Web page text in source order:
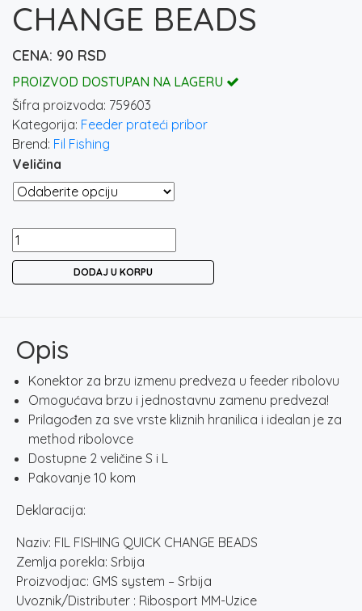
CHANGE BEADS
90 RSD
PROIZVOD DOSTUPAN NA LAGERU
Šifra proizvoda: 759603
Kategorija: Feeder prateći pribor
Brend: Fil Fishing
Veličina
FIL
FISHING
DODAJ U KORPU
Opis
Konektor za brzu izmenu predveza u feeder ribolovu
Omogućava brzu i jednostavnu zamenu predveza!
Prilagođen za sve vrste kliznih hranilica i idealan je za
method ribolovce
Dostupne 2 veličine S i L
Pakovanje 10 kom
Deklaracija:
Naziv: FIL FISHING QUICK CHANGE BEADS
Zemlja porekla: Srbija
Proizvodjac: GMS system – Srbija
Uvoznik/Distributer : Ribosport MM-Uzice